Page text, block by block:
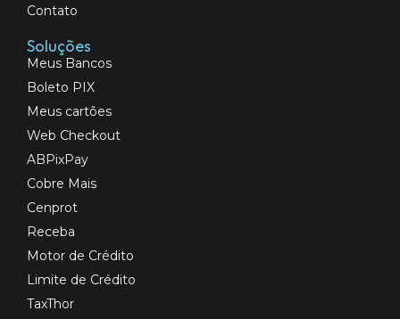
Contato
Soluções
Meus Bancos
Boleto PIX
Meus cartões
Web Checkout
ABPixPay
Cobre Mais
Cenprot
Receba
Motor de Crédito
Limite de Crédito
TaxThor